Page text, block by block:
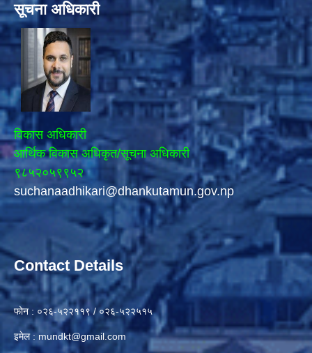
सूचना अधिकारी
विकास अधिकारी
आर्थिक विकास अधिकृत/सूचना अधिकारी
९८५२०५९९५२
suchanaadhikari@dhankutamun.gov.np
Contact Details
फोन : ०२६-५२२११९ / ०२६-५२२५१५
इमेल : mundkt@gmail.com